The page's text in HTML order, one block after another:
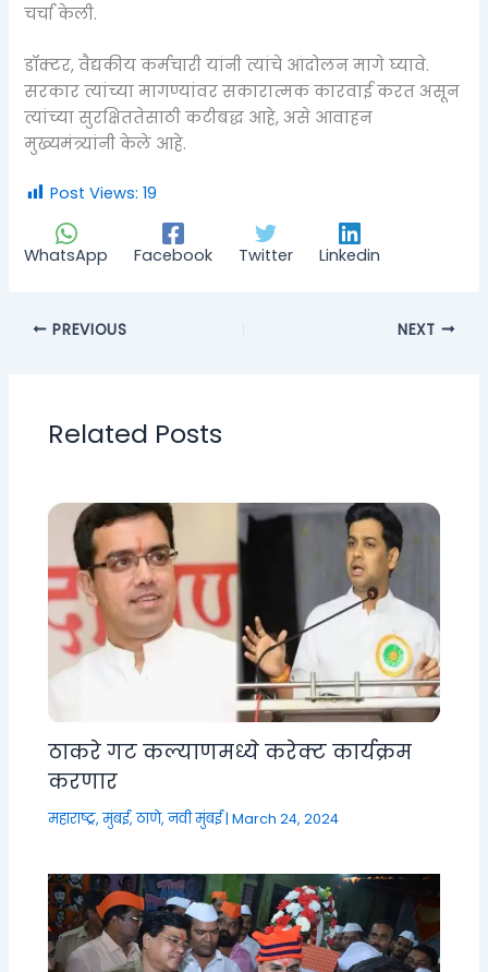
चर्चा केली.
डॉक्टर, वैद्यकीय कर्मचारी यांनी त्यांचे आंदोलन मागे घ्यावे.
सरकार त्यांच्या मागण्यांवर सकारात्मक कारवाई करत असून
त्यांच्या सुरक्षिततेसाठी कटीबद्ध आहे, असे आवाहन
मुख्यमंत्र्यांनी केले आहे.
Post Views: 19
WhatsApp Facebook Twitter Linkedin
PREVIOUS NEXT
Related Posts
ठाकरे गट कल्याणमध्ये करेक्ट कार्यक्रम
करणार
महाराष्ट्र,मुंबई, ठाणे, नवी मुंबई|March 24, 2024